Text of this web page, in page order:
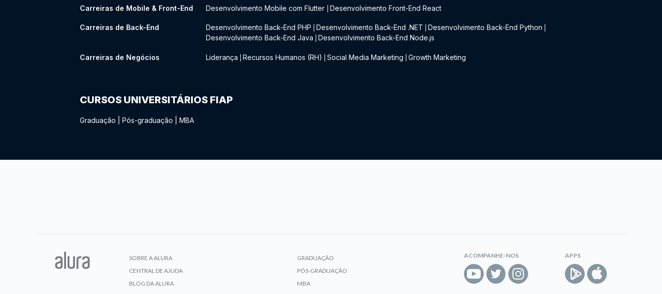
Carreiras de Mobile & Front-End Desenvolvimento Mobile com Flutter Desenvolvimento Front-End React
Carreiras de Back-End Desenvolvimento Back-End PHP Desenvolvimento Back-End .NET Desenvolvimento Back-End Python
Desenvolvimento Back-End Java Desenvolvimento Back-End Node.js
Carreiras de Negócios Liderança Recursos Humanos (RH) Social Media Marketing Growth Marketing
CURSOS UNIVERSITÁRIOS FIAP
Graduação Pós-graduação MBA
SOBRE A ALURA
CENTRAL DE AJUDA
BLOG DA ALURA
GRADUAÇÃO
PÓS-GRADUAÇÃO
MBA
ACOMPANHE-NOS APPS